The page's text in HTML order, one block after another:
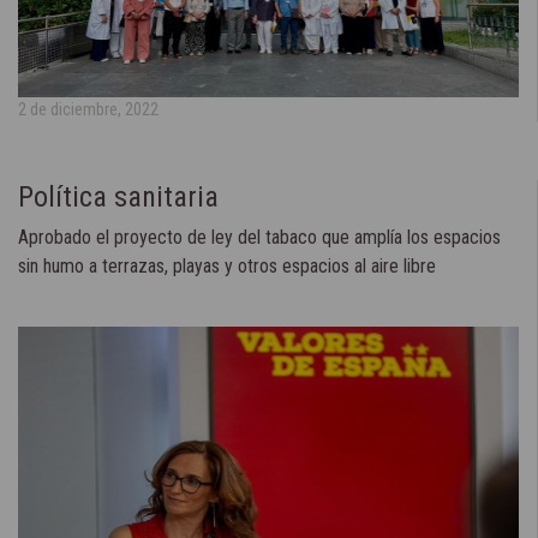
2 de diciembre, 2022
Política sanitaria
Aprobado el proyecto de ley del tabaco que amplía los espacios
sin humo a terrazas, playas y otros espacios al aire libre